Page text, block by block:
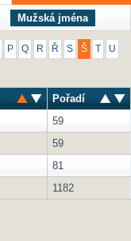
Mužská jména
P Q R Ř S Š U
Pořadí
59
59
81
1182